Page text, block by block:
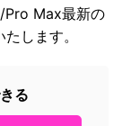
Pro Max最新の
します。
る